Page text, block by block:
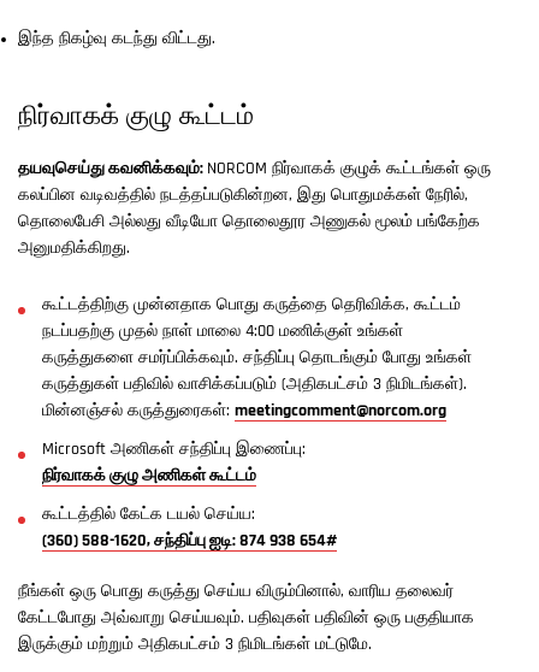
இந்த நிகழ்வு கடந்து விட்டது.
நிர்வாகக் குழு கூட்டம்
தயவுசெய்து கவனிக்கவும்: NORCOM நிர்வாகக் குழுக் கூட்டங்கள் ஒரு
கலப்பின வடிவத்தில் நடத்தப்படுகின்றன, இது பொதுமக்கள் நேரில்,
தொலைபேசி அல்லது வீடியோ தொலைதூர அணுகல் மூலம் பங்கேற்க
அனுமதிக்கிறது.
கூட்டத்திற்கு முன்னதாக பொது கருத்தை தெரிவிக்க, கூட்டம்
நடப்பதற்கு முதல் நாள் மாலை 4:00 மணிக்குள் உங்கள்
கருத்துகளை சமர்ப்பிக்கவும். சந்திப்பு தொடங்கும் போது உங்கள்
கருத்துகள் பதிவில் வாசிக்கப்படும் (அதிகபட்சம் 3 நிமிடங்கள்).
மின்னஞ்சல் கருத்துரைகள்: meetingcomment@norcom.org
Microsoft அணிகள் சந்திப்பு இணைப்பு:
நிர்வாகக் குழு அணிகள் கூட்டம்
கூட்டத்தில் கேட்க டயல் செய்ய:
(360) 588-1620, சந்திப்பு ஐடி: 874 938 654#
நீங்கள் ஒரு பொது கருத்து செய்ய விரும்பினால், வாரிய தலைவர்
கேட்டபோது அவ்வாறு செய்யவும். பதிவுகள் பதிவின் ஒரு பகுதியாக
இருக்கும் மற்றும் அதிகபட்சம் 3 நிமிடங்கள் மட்டுமே.